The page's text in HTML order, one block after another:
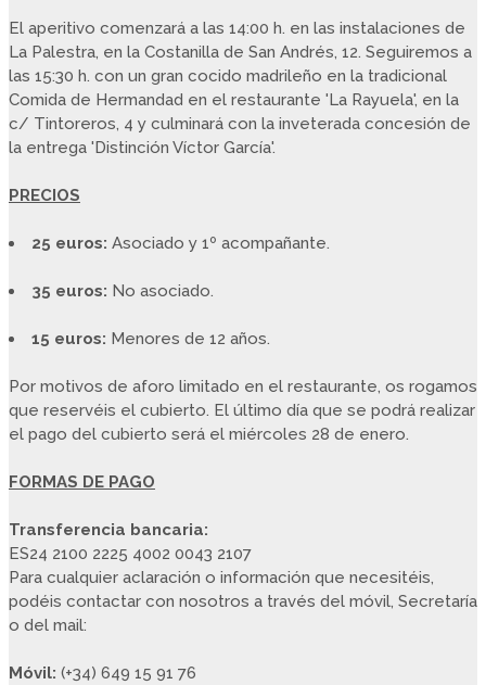
El aperitivo comenzará a las 14:00 h. en las instalaciones de
La Palestra, en la Costanilla de San Andrés, 12. Seguiremos a
las 15:30 h. con un gran cocido madrileño en la tradicional
Comida de Hermandad en el restaurante 'La Rayuela', en la
c/ Tintoreros, 4 y culminará con la inveterada concesión de
la entrega 'Distinción Víctor García'.
PRECIOS
25 euros: Asociado y 1º acompañante.
35 euros: No asociado.
15 euros: Menores de 12 años.
Por motivos de aforo limitado en el restaurante, os rogamos
que reservéis el cubierto. El último día que se podrá realizar
el pago del cubierto será el miércoles 28 de enero.
FORMAS DE PAGO
Transferencia bancaria:
ES24 2100 2225 4002 0043 2107
Para cualquier aclaración o información que necesitéis,
podéis contactar con nosotros a través del móvil, Secretaría
o del mail:
Móvil: (+34) 649 15 91 76